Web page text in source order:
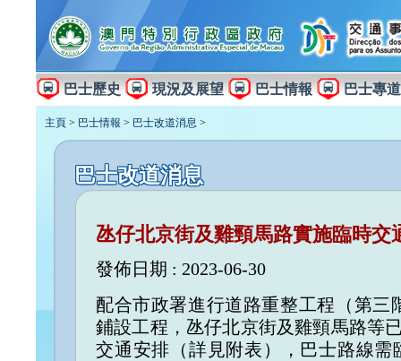
巴士歷史 現況及展望 巴士情報 巴士專道
主頁 > 巴士情報 > 巴士改道消息 >
巴士改道消息
氹仔北京街及雞頸馬路實施臨時交
發佈日期 : 2023-06-30
配合市政署進行道路重整工程（第三
鋪設工程，氹仔北京街及雞頸馬路等
交通安排（詳見附表），巴士路線